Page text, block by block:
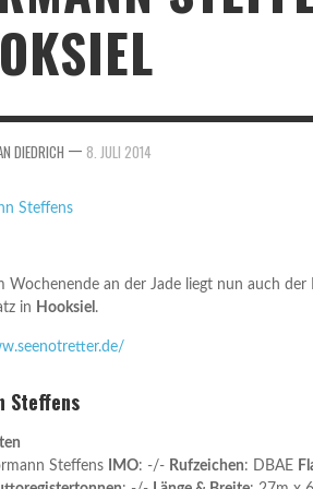
DIEDRICH — 8. JULI 2014
Wochenende an der Jade liegt nun auch der
in Hooksiel .
Steffens
Steffens IMO: -/- Rufzeichen: DBAE